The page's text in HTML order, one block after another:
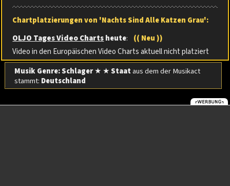
Chartplatzierungen von 'Nachts Sind Alle Katzen Grau':
OLJO Tages Video Chartsheute:
(( Neu ))
Video in den Europäischen Video Charts aktuell nicht platziert
Musik Genre: Schlager★ ★Staataus dem der Musikact
stammt: Deutschland